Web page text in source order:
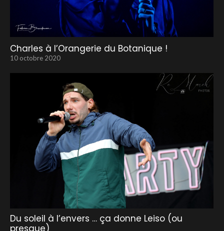
Charles à l’Orangerie du Botanique !
10 octobre 2020
Du soleil à l’envers … ça donne Leiso (ou